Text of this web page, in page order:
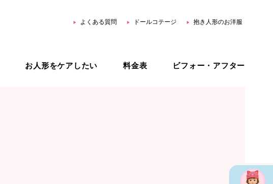
よくある質問 ドールコテージ 抱き人形のお洋服
お人形をケアしたい 料金表 ビフォー・アフター